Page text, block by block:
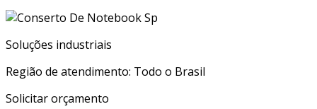
Soluções industriais
Região de atendimento: Todo o Brasil
Solicitar orçamento